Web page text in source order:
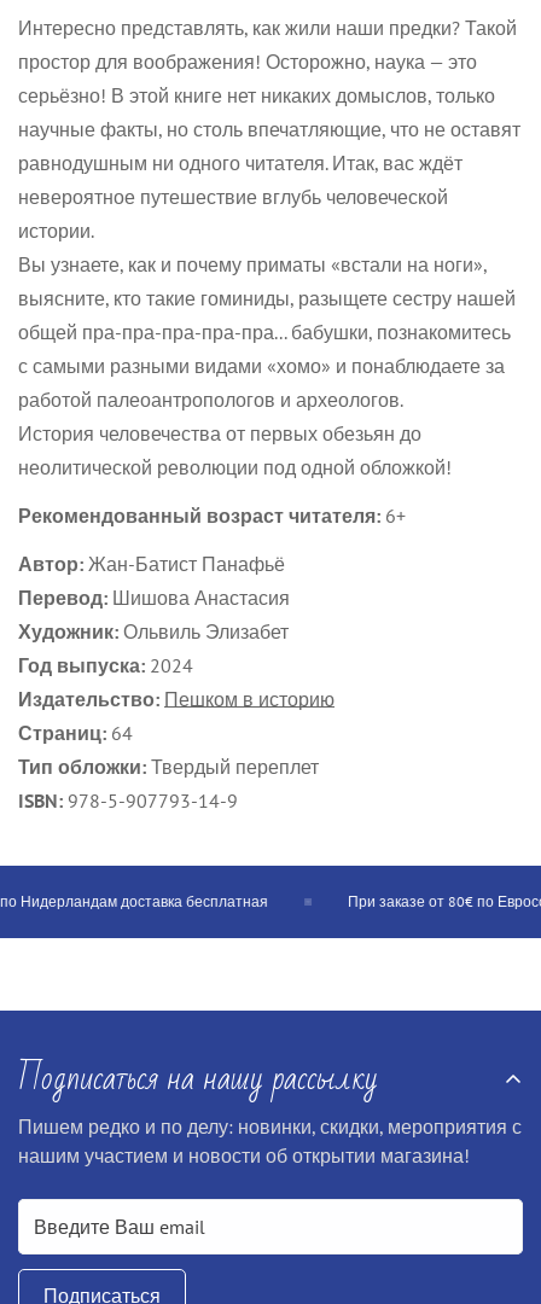
Интересно представлять, как жили наши предки? Такой
простор для воображения! Осторожно, наука — это
серьёзно! В этой книге нет никаких домыслов, только
научные факты, но столь впечатляющие, что не оставят
равнодушным ни одного читателя. Итак, вас ждёт
невероятное путешествие вглубь человеческой
истории.
Вы узнаете, как и почему приматы «встали на ноги»,
выясните, кто такие гоминиды, разыщете сестру нашей
общей пра-пра-пра-пра-пра... бабушки, познакомитесь
с самыми разными видами «хомо» и понаблюдаете за
работой палеоантропологов и археологов.
История человечества от первых обезьян до
неолитической революции под одной обложкой!
Рекомендованный возраст читателя: 6+
Автор: Жан-Батист Панафьё
Перевод: Шишова Анастасия
Художник: Ольвиль Элизабет
Год выпуска: 2024
Издательство: Пешком в историю
Страниц: 64
Тип обложки: Твердый переплет
ISBN: 978-5-907793-14-9
Нидерландам доставка бесплатная При заказе от 80€ по
Подписаться на нашу рассылку
Пишем редко и по делу: новинки, скидки, мероприятия с
нашим участием и новости об открытии магазина!
Подписаться
Confirm your age
Are you 18 years old or older?